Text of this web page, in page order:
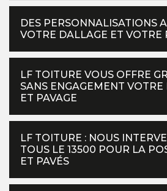
DES PERSONNALISATIONS
VOTRE DALLAGE ET VOTRE
LF TOITURE VOUS OFFRE
SANS ENGAGEMENT VOTRE
ET PAVAGE
LF TOITURE : NOUS
TOUS LE 13500 POUR LA
ET PAVÉS